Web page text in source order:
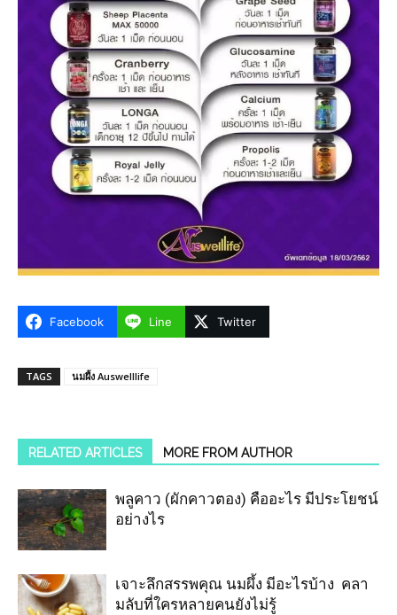
Facebook Line Twitter
TAGS นมผึ้ง Auswelllife
RELATED ARTICLES MORE FROM AUTHOR
พลูคาว (ผักคาวตอง) คืออะไร มีประโยชน์
อย่างไร
เจาะลึกสรรพคุณ นมผึ้ง มีอะไรบ้าง คลา
มลับที่ใครหลายคนยังไม่รู้